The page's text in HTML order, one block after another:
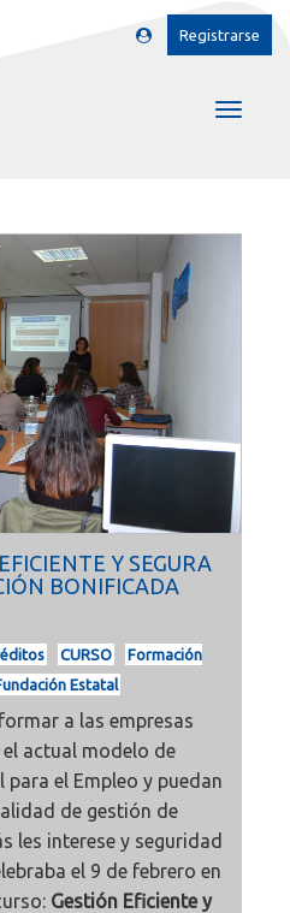
Registrarse
Y SEGURA
BONIFICADA
CURSO
Formación
Estatal
a las empresas
actual modelo de
el Empleo y puedan
de gestión de
les interese y seguridad
el 9 de febrero en
Gestión Eficiente y